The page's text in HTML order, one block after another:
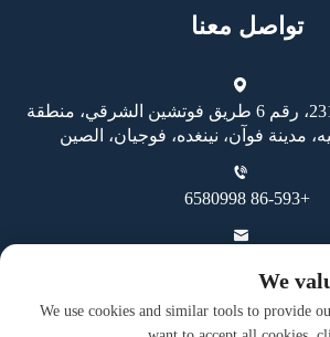
تواصل معنا
المبنى 2، الوحدة 231D، رقم 6 طريق فوتشين الشرقي، منطقة
مدينة فوآن، نينغده، فوجيان، الصين
+86-593 6580998
We
We use cookies and similar tools to provide